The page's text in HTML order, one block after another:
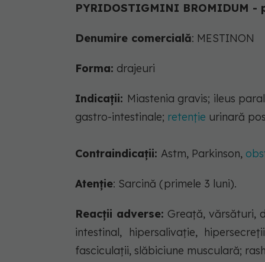
PYRIDOSTIGMINI BROMIDUM -
Denumire comercială: MESTINON
Forma: drajeuri
Indicații: Miastenia gravis; ileus
gastro-intestinale; retenţie urinară
Contraindicații: Astm, Parkinson,
Atenție: Sarcină (primele 3 luni).
Reacții adverse: Greaţă, vărsături,
intestinal, hipersalivaţie,
fasciculaţii, slăbiciune musculară;